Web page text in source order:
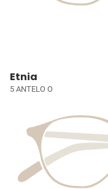
Etnia
5 ANTELO O